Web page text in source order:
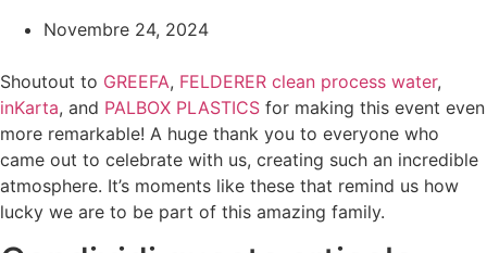
Novembre 24, 2024
Shoutout to GREEFA, FELDERER clean process water,
inKarta, and PALBOX PLASTICS for making this event even
more remarkable! A huge thank you to everyone who
came out to celebrate with us, creating such an incredible
atmosphere. It’s moments like these that remind us how
lucky we are to be part of this amazing family.